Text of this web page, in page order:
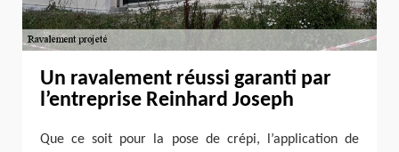
Un ravalement réussi garanti par
l’entreprise Reinhard Joseph
Que ce soit pour la pose de crépi, l’application de